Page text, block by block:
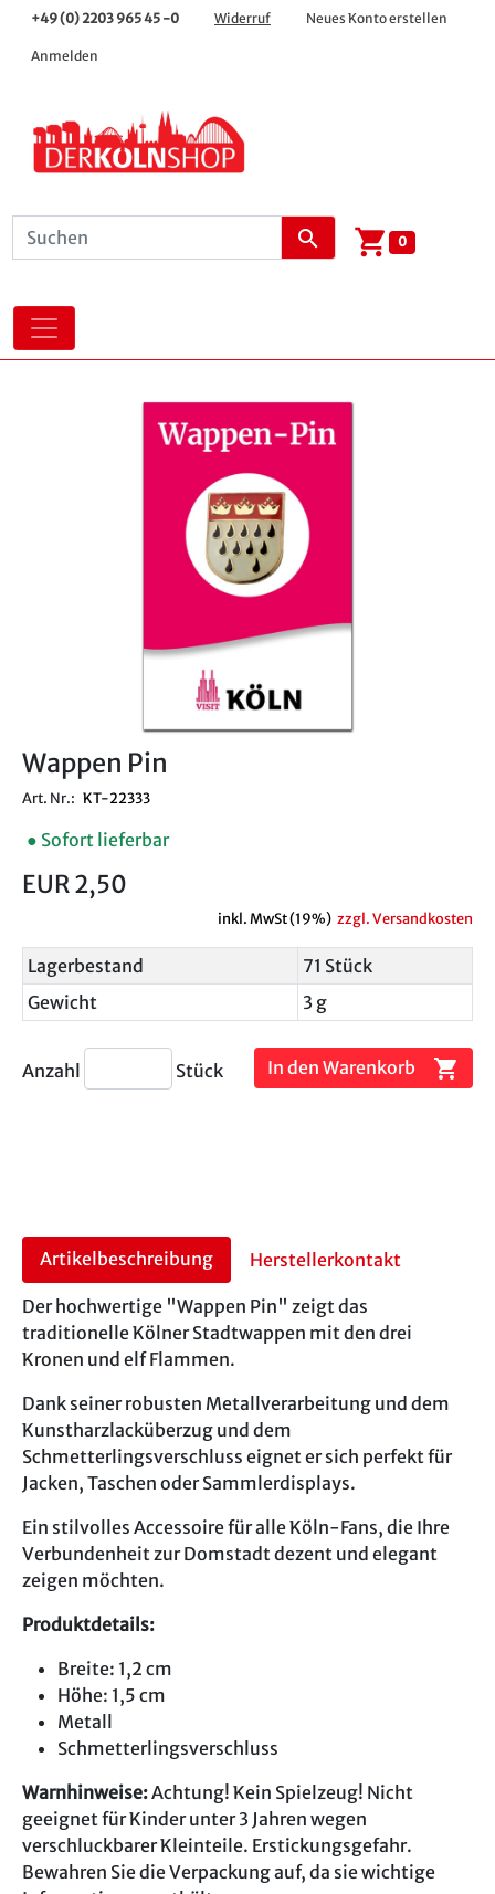
+49 (0) 2203 965 45 -0 Widerruf Neues Konto erstellen
Anmelden
search shopping_cart 0
Wappen Pin
Art. Nr.: KT-22333
● Sofort lieferbar
EUR 2,50
inkl. MwSt (19%) zzgl. Versandkosten
Lagerbestand
71 Stück
Gewicht
3 g
Anzahl Stück In den Warenkorb shopping_cart
Artikelbeschreibung Herstellerkontakt
Der hochwertige "Wappen Pin" zeigt das
traditionelle Kölner Stadtwappen mit den drei
Kronen und elf Flammen.
Dank seiner robusten Metallverarbeitung und dem
Kunstharzlacküberzug und dem
Schmetterlingsverschluss eignet er sich perfekt für
Jacken, Taschen oder Sammlerdisplays.
Ein stilvolles Accessoire für alle Köln-Fans, die Ihre
Verbundenheit zur Domstadt dezent und elegant
zeigen möchten.
Produktdetails:
Breite: 1,2 cm
Höhe: 1,5 cm
Metall
Schmetterlingsverschluss
Warnhinweise:Achtung! Kein Spielzeug! Nicht
geeignet für Kinder unter 3 Jahren wegen
verschluckbarer Kleinteile. Erstickungsgefahr.
Bewahren Sie die Verpackung auf, da sie wichtige